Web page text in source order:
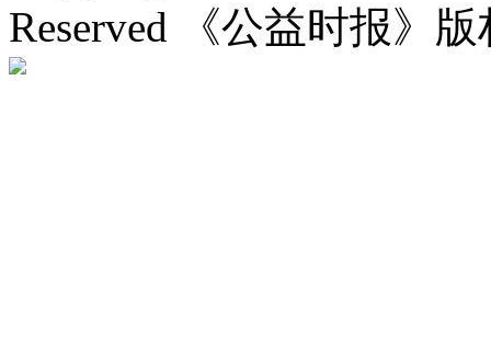
Reserved 《公益时报》